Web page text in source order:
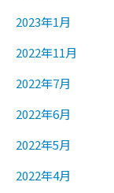
2023年1月
2022年11月
2022年7月
2022年6月
2022年5月
2022年4月